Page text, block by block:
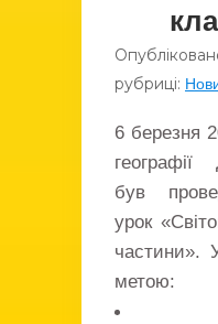
рубриці:
6 березня
був
урок
частини».
метою: